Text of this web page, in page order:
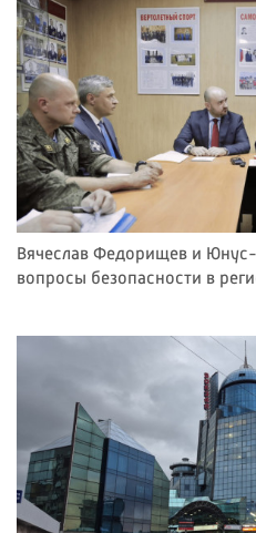
Вячеслав Федорищев и
вопросы безопасности в